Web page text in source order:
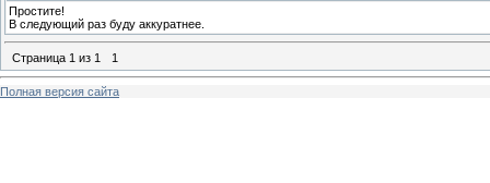
Простите!
В следующий раз буду аккуратнее.
Страница 1 из 1 1
Полная версия сайта